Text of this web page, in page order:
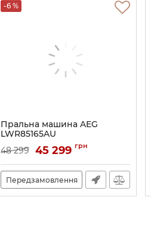
-6 %
Пральна машина AEG
LWR85165AU
Артикул: A141258
48 299 45 299 грн
Передзамовлення